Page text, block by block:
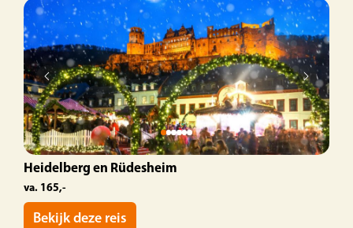
Heidelberg en Rüdesheim
va. 165,-
Bekijk deze reis